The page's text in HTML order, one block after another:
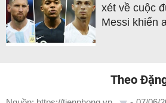
xét về cuộc
Messi khiến
Theo